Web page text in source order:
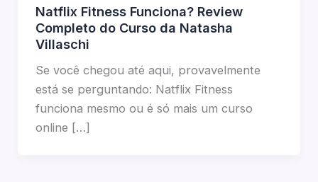
Natflix Fitness Funciona? Review
Completo do Curso da Natasha
Villaschi
Se você chegou até aqui, provavelmente
está se perguntando: Natflix Fitness
funciona mesmo ou é só mais um curso
online […]